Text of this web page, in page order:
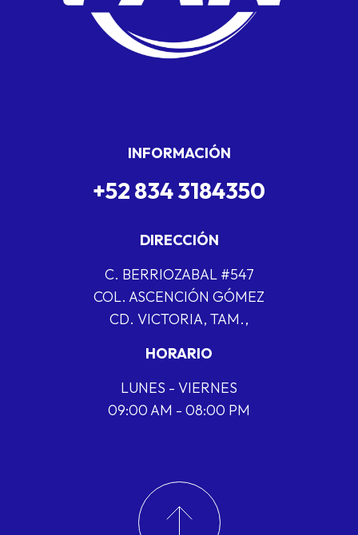
INFORMACIÓN
+52 834 3184350
DIRECCIÓN
C. BERRIOZABAL #547
COL. ASCENCIÓN GÓMEZ
CD. VICTORIA, TAM.,
HORARIO
LUNES - VIERNES
09:00 AM - 08:00 PM